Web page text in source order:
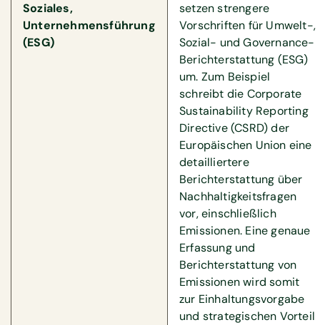
Soziales,
Unternehmensführung
(ESG)
setzen strengere
Vorschriften für Umwelt-,
Sozial- und Governance-
Berichterstattung (ESG)
um. Zum Beispiel
schreibt die Corporate
Sustainability Reporting
Directive (CSRD) der
Europäischen Union eine
detailliertere
Berichterstattung über
Nachhaltigkeitsfragen
vor, einschließlich
Emissionen. Eine genaue
Erfassung und
Berichterstattung von
Emissionen wird somit
zur Einhaltungsvorgabe
und strategischen Vorteil